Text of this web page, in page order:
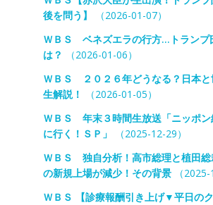
後を問う】
（2026-01-07）
ＷＢＳ ベネズエラの行方…トランプ
は？
（2026-01-06）
ＷＢＳ ２０２６年どうなる？日本
生解説！
（2026-01-05）
ＷＢＳ 年末３時間生放送「ニッポン
に行く！ＳＰ」
（2025-12-29）
ＷＢＳ 独自分析！高市総理と植田
の新規上場が減少！その背景（2025-
ＷＢＳ 【診療報酬引き上げ▼平日の